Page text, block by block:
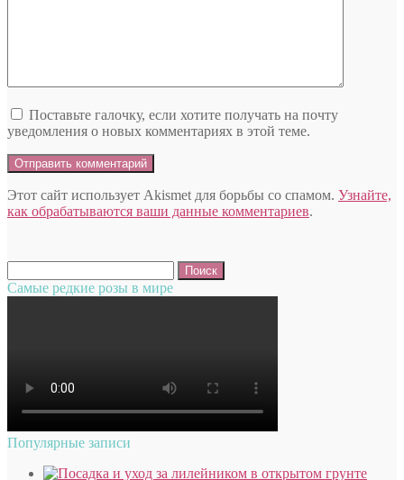
Поставьте галочку, если хотите получать на почту
уведомления о новых комментариях в этой теме.
Этот сайт использует Akismet для борьбы со спамом. Узнайте,
как обрабатываются ваши данные комментариев.
Самые редкие розы в мире
Популярные записи